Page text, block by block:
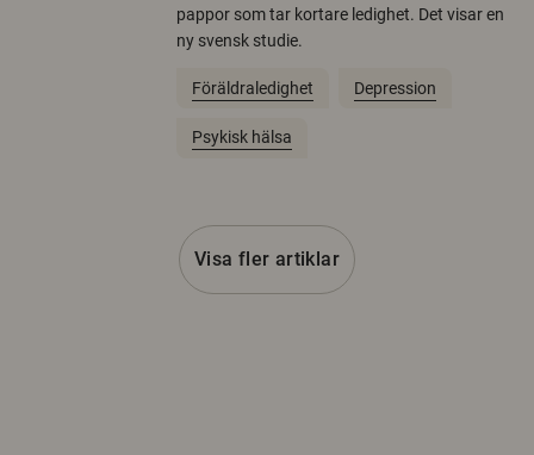
pappor som tar kortare ledighet. Det visar en
ny svensk studie.
Föräldraledighet Depression
Psykisk hälsa
Visa fler artiklar